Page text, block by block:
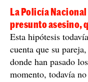
La Policía
presunto asesino,
Esta hipótesis
cuenta que su
donde han pasado
momento, todavía